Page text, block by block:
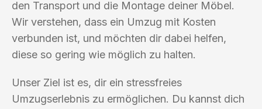
den Transport und die Montage deiner Möbel.
Wir verstehen, dass ein Umzug mit Kosten
verbunden ist, und möchten dir dabei helfen,
diese so gering wie möglich zu halten.
Unser Ziel ist es, dir ein stressfreies
Umzugserlebnis zu ermöglichen. Du kannst dich